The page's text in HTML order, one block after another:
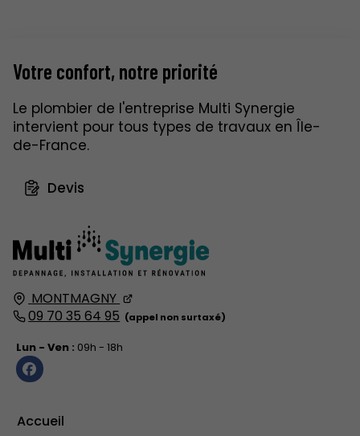
MONTMAGNY
09 70 35 64 95
Lun - Ven : 09h - 18h
Accueil
Votre confort, notre priorité
Le plombier de l'entreprise Multi Synergie
intervient pour tous types de travaux en Île-
de-France.
Devis